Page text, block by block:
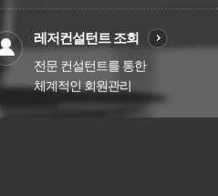
레저컨설턴트 조회
전문 컨설턴트를 통한
체계적인 회원관리